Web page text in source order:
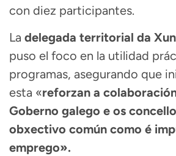
con diez participantes.
La delegada territorial da
puso el foco en la utilidad
programas, asegurando que
esta «reforzan a
Goberno galego e os
obxectivo común como é
emprego».